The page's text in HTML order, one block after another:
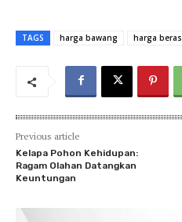
TAGS harga bawang harga beras
Previous article
Kelapa Pohon Kehidupan:
Ragam Olahan Datangkan
Keuntungan